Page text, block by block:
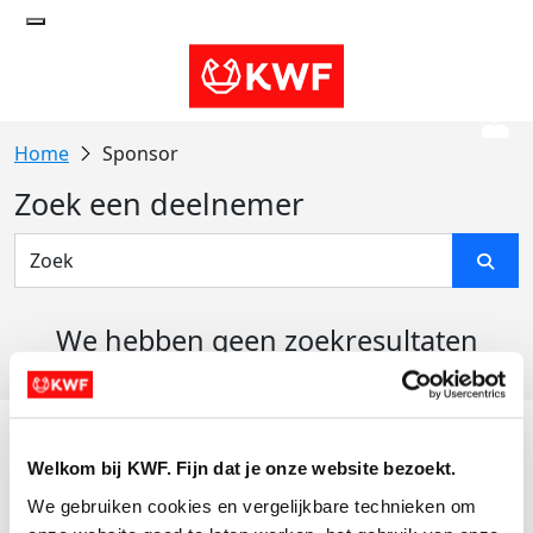
Welkom bij KWF. Fijn dat je onze website bezoekt.
We gebruiken cookies en vergelijkbare technieken om
Sponsor
Zoek een deelnemer
We hebben geen zoekresultaten
Actiematerialen
Evenementen